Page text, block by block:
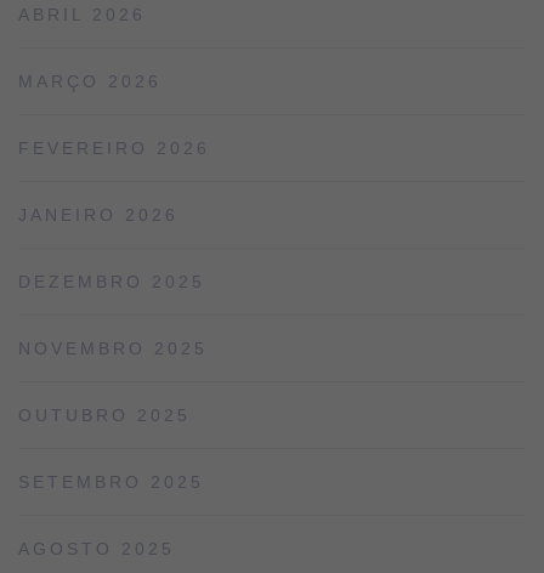
ABRIL 2026
MARÇO 2026
FEVEREIRO 2026
JANEIRO 2026
DEZEMBRO 2025
NOVEMBRO 2025
OUTUBRO 2025
SETEMBRO 2025
AGOSTO 2025